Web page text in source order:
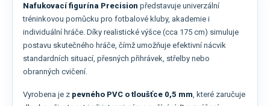
Nafukovací figurína Precision představuje univerzální
tréninkovou pomůcku pro fotbalové kluby, akademie i
individuální hráče. Díky realistické výšce (cca 175 cm) simuluje
postavu skutečného hráče, čímž umožňuje efektivní nácvik
standardních situací, přesných přihrávek, střelby nebo
obranných cvičení.
Vyrobena je z pevného PVC o tloušťce 0,5 mm , které zaručuje